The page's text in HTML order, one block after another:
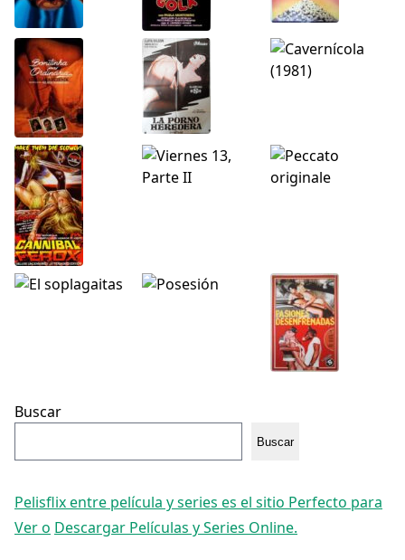
Buscar
Buscar
Pelisflix entre película y series es el sitio Perfecto para
Ver o Descargar Películas y Series Online.